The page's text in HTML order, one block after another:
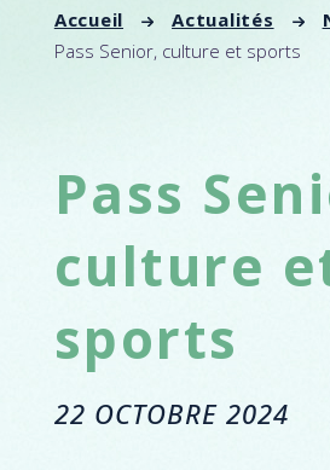
Accueil Actualités
Pass Senior, culture et sports
Pass
culture
sports
22 OCTOBRE 2024